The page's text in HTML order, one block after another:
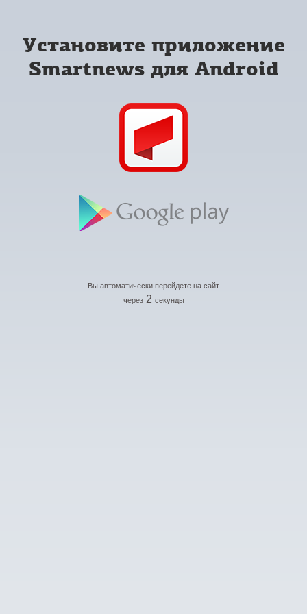
Установите приложение
Smartnews для Android
Вы автоматически перейдете на сайт
через 2 секунды